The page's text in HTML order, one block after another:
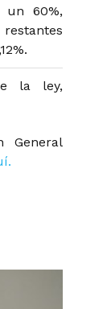
60%,
la ley,
General